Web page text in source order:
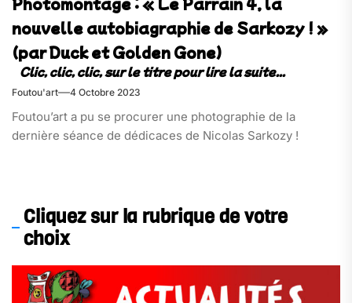
nouvelle autobiagraphie de Sarkozy ! »
(par Duck et Golden Gone)
Foutou'art 4 Octobre 2023
Foutou’art a pu se procurer une photographie de la
dernière séance de dédicaces de Nicolas Sarkozy !
Cliquez sur la rubrique de votre
choix